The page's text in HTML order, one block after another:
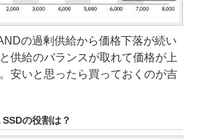
の過剰供給から価格下落が続い
供給のバランスが取れて価格が上
安いと思ったら買っておくのが吉
の役割は？